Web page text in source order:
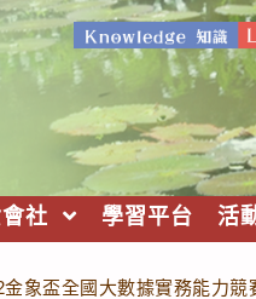
社 學習平台 活
象盃全國大數據實務能力競